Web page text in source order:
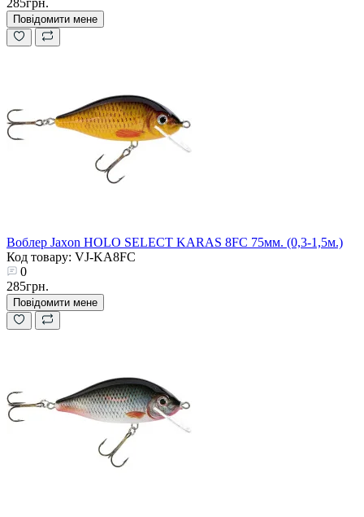
Повідомити мене
Воблер Jaxon HOLO SELECT KARAS 8FC 75мм. (0,3-1,5м.)
Код товару: VJ-KA8FC
0
285грн.
Повідомити мене